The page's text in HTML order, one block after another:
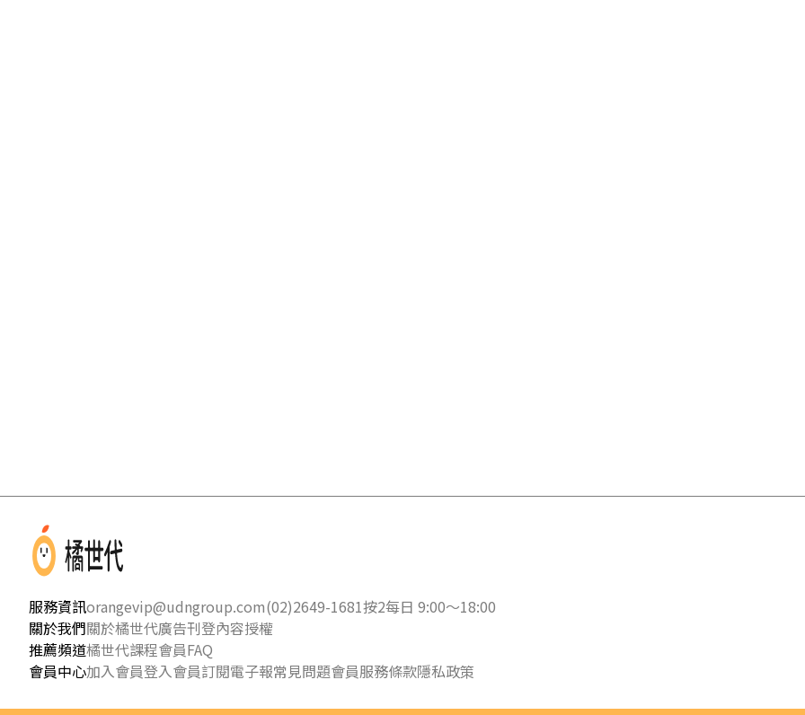
服務資訊orangevip@udngroup.com(02)2649-1681按2每日 9:00～18:00
關於我們關於橘世代廣告刊登內容授權
推薦頻道橘世代課程會員FAQ
會員中心加入會員登入會員訂閱電子報常見問題會員服務條款隱私政策